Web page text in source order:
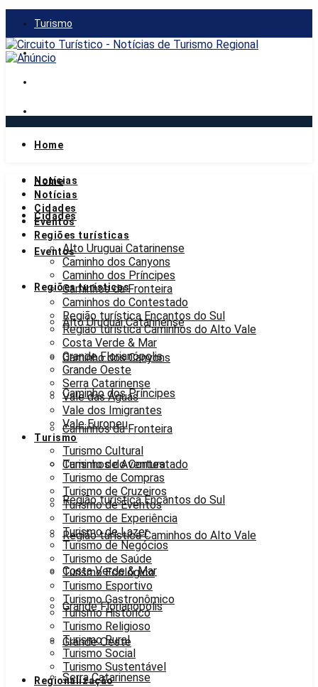
Turismo
Gastronomia
sexta-feira, 7 de agosto de 2026
Home
Notícias
Cidades
Eventos
Regiões turísticas
Alto Uruguai Catarinense
Caminho dos Canyons
Caminho dos Príncipes
Caminhos da Fronteira
Caminhos do Contestado
Região turística Encantos do Sul
Região turística Caminhos do Alto Vale
Costa Verde & Mar
Grande Florianópolis
Grande Oeste
Serra Catarinense
Home
Notícias
Cidades
Eventos
Regiões turísticas
Alto Uruguai Catarinense
Caminho dos Canyons
Caminho dos Príncipes
Caminhos da Fronteira
Caminhos do Contestado
Região turística Encantos do Sul
Região turística Caminhos do Alto Vale
Costa Verde & Mar
Grande Florianópolis
Grande Oeste
Serra Catarinense
Vale das Águas
Vale dos Imigrantes
Vale Europeu
Turismo
Turismo Cultural
Turismo de Aventura
Turismo de Compras
Turismo de Cruzeiros
Turismo de Eventos
Turismo de Experiência
Turismo de Lazer
Turismo de Negócios
Turismo de Saúde
Turismo Ecológico
Turismo Esportivo
Turismo Gastronômico
Turismo Histórico
Turismo Religioso
Turismo Rural
Turismo Social
Turismo Sustentável
Regionalização